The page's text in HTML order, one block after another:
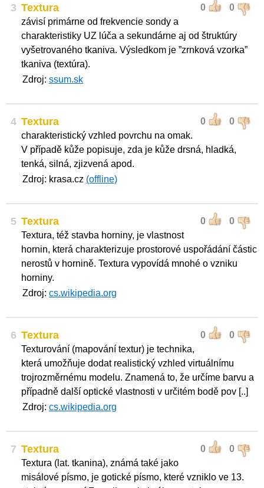
3 0 0
Textura
závisí primárne od frekvencie sondy a
charakteristiky UZ lúča a sekundárne aj od štruktúry
vyšetrovaného tkaniva. Výsledkom je ”zrnková vzorka”
tkaniva (textúra).
Zdroj: ssum.sk
4 0 0
Textura
charakteristický vzhled povrchu na omak.
V případě kůže popisuje, zda je kůže drsná, hladká,
tenká, silná, zjizvená apod.
Zdroj: krasa.cz (offline)
5 0 0
Textura
Textura, též stavba horniny, je vlastnost
hornin, která charakterizuje prostorové uspořádání částic
nerostů v hornině. Textura vypovídá mnohé o vzniku
horniny.
Zdroj: cs.wikipedia.org
6 0 0
Textura
Texturování (mapování textur) je technika,
která umožňuje dodat realistický vzhled virtuálnímu
trojrozměrnému modelu. Znamená to, že určíme barvu a
případně další optické vlastnosti v určitém bodě pov [..]
Zdroj: cs.wikipedia.org
7 0 0
Textura
Textura (lat. tkanina), známá také jako
misálové písmo, je gotické písmo, které vzniklo ve 13.